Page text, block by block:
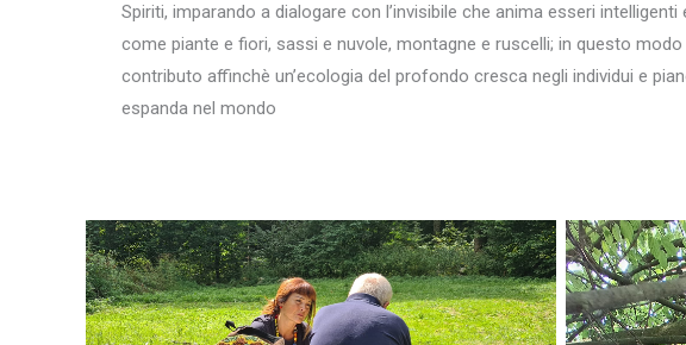
Spiriti, imparando a dialogare con l’invisibile che anima esseri intelligenti
come piante e fiori, sassi e nuvole, montagne e ruscelli; in questo
contributo affinchè un’ecologia del profondo cresca negli individui e
espanda nel mondo